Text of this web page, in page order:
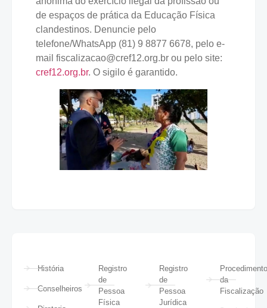
de espaços de prática da Educação Física
clandestinos. Denuncie pelo
telefone/WhatsApp (81) 9 8877 6678, pelo e-
mail fiscalizacao@cref12.org.br ou pelo site:
cref12.org.br. O sigilo é garantido.
História
Conselheiros
Registro
de
Pessoa
Física
Registro
de
Pessoa
Jurídica
da
Fiscalização